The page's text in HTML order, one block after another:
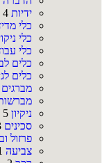
ידיות 4
כלי
כלי
כלי
כלים
כלים
מברגים
ניקיון 5
סכינים
פרזול
צביעה